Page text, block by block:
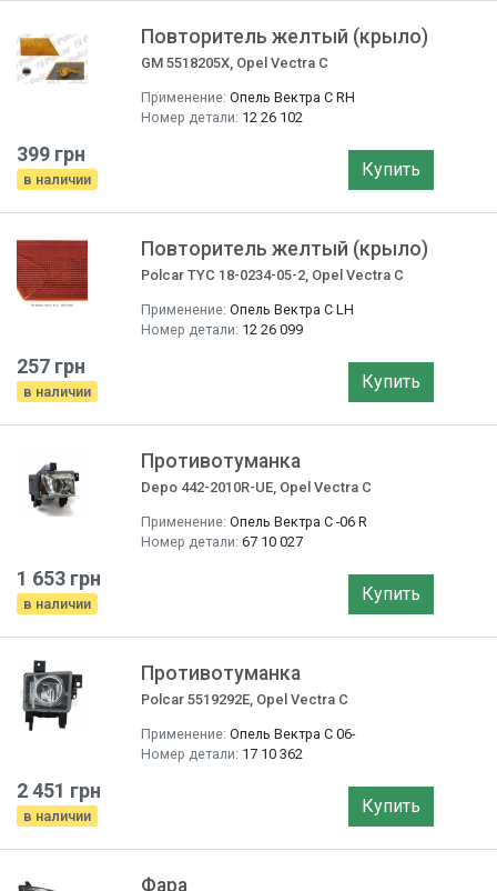
Повторитель желтый (крыло)
GM 5518205X, Opel Vectra C
Применение: Опель Вектра C RH
Номер детали: 12 26 102
399 грн
в наличии Купить
Повторитель желтый (крыло)
Polcar TYC 18-0234-05-2, Opel Vectra C
Применение: Опель Вектра C LH
Номер детали: 12 26 099
257 грн
в наличии Купить
Противотуманка
Depo 442-2010R-UE, Opel Vectra C
Применение: Опель Вектра C -06 R
Номер детали: 67 10 027
1 653 грн
в наличии Купить
Противотуманка
Polcar 5519292E, Opel Vectra C
Применение: Опель Вектра C 06-
Номер детали: 17 10 362
2 451 грн
в наличии Купить
Фара